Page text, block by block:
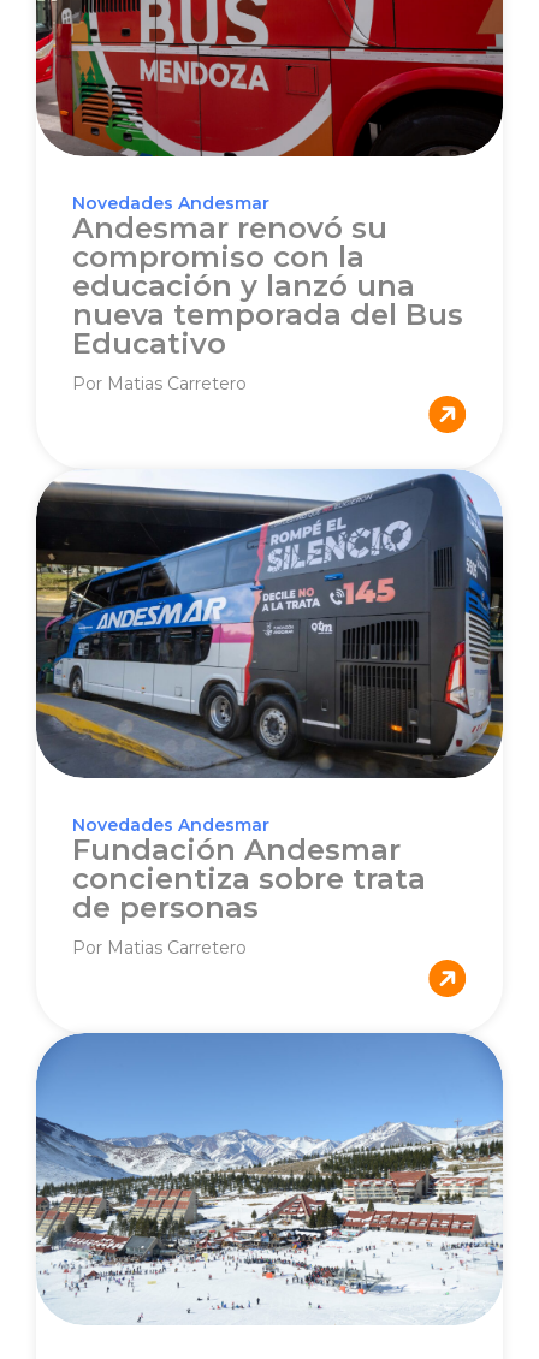
Novedades Andesmar
Andesmar renovó su
compromiso con la
educación y lanzó una
nueva temporada del Bus
Educativo
Por Matias Carretero
Novedades Andesmar
Fundación Andesmar
concientiza sobre trata
de personas
Por Matias Carretero